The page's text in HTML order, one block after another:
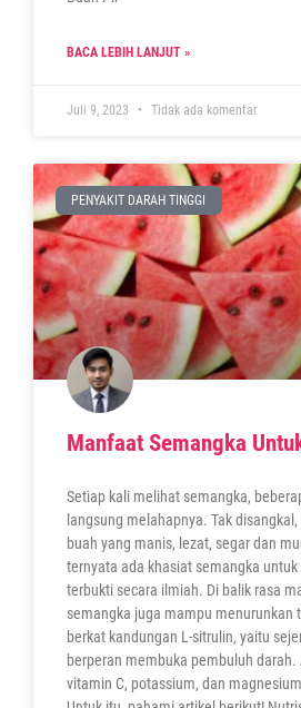
BACA LEBIH LANJUT »
Juli 9, 2023 Tidak ada komentar
PENYAKIT DARAH TINGGI
Manfaat Semangka
Setiap kali melihat semangka,
langsung melahapnya. Tak
buah yang manis, lezat, segar dan
ternyata ada khasiat semangka
terbukti secara ilmiah. Di balik rasa
semangka juga mampu menurunkan
berkat kandungan L-sitrulin, yaitu
berperan membuka pembuluh darah.
vitamin C, potassium, dan